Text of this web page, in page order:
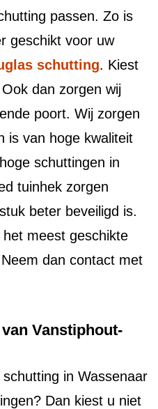
passen. Zo is
geschikt voor uw
schutting. Kiest
dan zorgen wij
poort. Wij zorgen
is van hoge kwaliteit
schuttingen in
tuinhek zorgen
beter beveiligd is.
meest geschikte
dan contact met
Vanstiphout-
in Wassenaar
Dan kiest u niet